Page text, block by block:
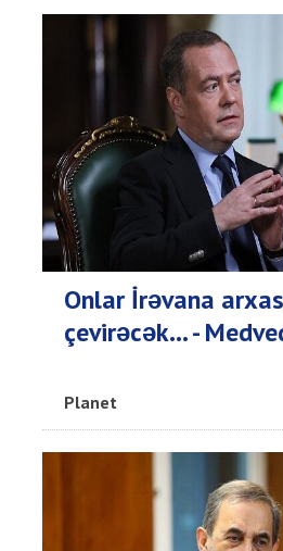
Onlar İrəvana
çevirəcək... -
Planet